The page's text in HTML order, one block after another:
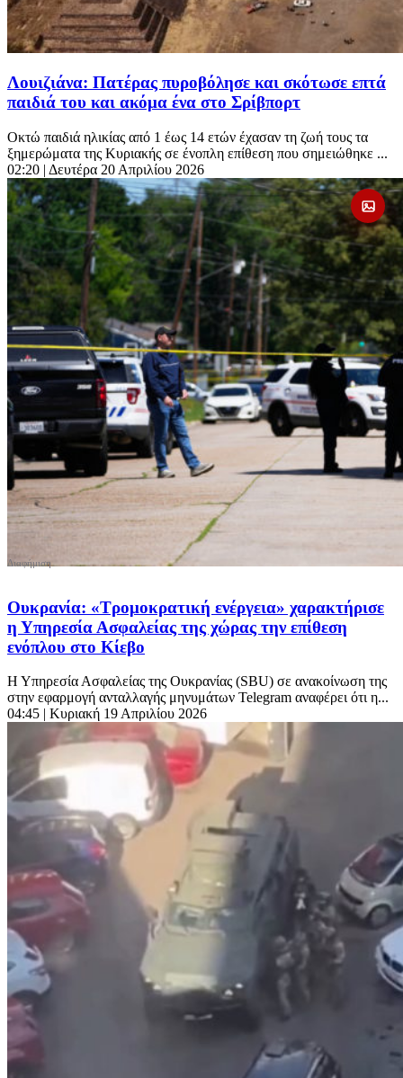
Λουιζιάνα: Πατέρας πυροβόλησε και σκότωσε επτά
παιδιά του και ακόμα ένα στο Σρίβπορτ
Οκτώ παιδιά ηλικίας από 1 έως 14 ετών έχασαν τη ζωή τους τα
ξημερώματα της Κυριακής σε ένοπλη επίθεση που σημειώθηκε ...
02:20 | Δευτέρα 20 Απριλίου 2026
Ουκρανία: «Τρομοκρατική ενέργεια» χαρακτήρισε
η Υπηρεσία Ασφαλείας της χώρας την επίθεση
ενόπλου στο Κίεβο
Η Υπηρεσία Ασφαλείας της Ουκρανίας (SBU) σε ανακοίνωση της
στην εφαρμογή ανταλλαγής μηνυμάτων Telegram αναφέρει ότι η...
04:45 | Κυριακή 19 Απριλίου 2026